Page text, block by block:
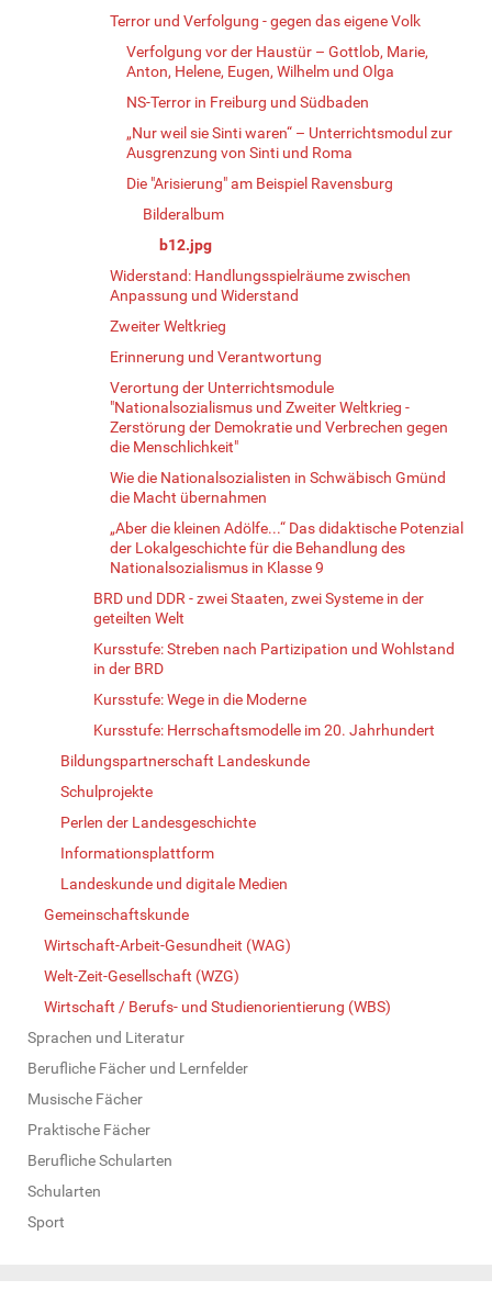
Terror und Verfolgung - gegen das eigene Volk
Verfolgung vor der Haustür – Gottlob, Marie,
Anton, Helene, Eugen, Wilhelm und Olga
NS-Terror in Freiburg und Südbaden
„Nur weil sie Sinti waren“ – Unterrichtsmodul zur
Ausgrenzung von Sinti und Roma
Die "Arisierung" am Beispiel Ravensburg
Bilderalbum
b12.jpg
Widerstand: Handlungsspielräume zwischen
Anpassung und Widerstand
Zweiter Weltkrieg
Erinnerung und Verantwortung
Verortung der Unterrichtsmodule
"Nationalsozialismus und Zweiter Weltkrieg -
Zerstörung der Demokratie und Verbrechen gegen
die Menschlichkeit"
Wie die Nationalsozialisten in Schwäbisch Gmünd
die Macht übernahmen
„Aber die kleinen Adölfe...“ Das didaktische Potenzial
der Lokalgeschichte für die Behandlung des
Nationalsozialismus in Klasse 9
BRD und DDR - zwei Staaten, zwei Systeme in der
geteilten Welt
Kursstufe: Streben nach Partizipation und Wohlstand
in der BRD
Kursstufe: Wege in die Moderne
Kursstufe: Herrschaftsmodelle im 20. Jahrhundert
Bildungspartnerschaft Landeskunde
Schulprojekte
Perlen der Landesgeschichte
Informationsplattform
Landeskunde und digitale Medien
Gemeinschaftskunde
Wirtschaft-Arbeit-Gesundheit (WAG)
Welt-Zeit-Gesellschaft (WZG)
Wirtschaft / Berufs- und Studienorientierung (WBS)
Sprachen und Literatur
Berufliche Fächer und Lernfelder
Musische Fächer
Praktische Fächer
Berufliche Schularten
Schularten
Sport